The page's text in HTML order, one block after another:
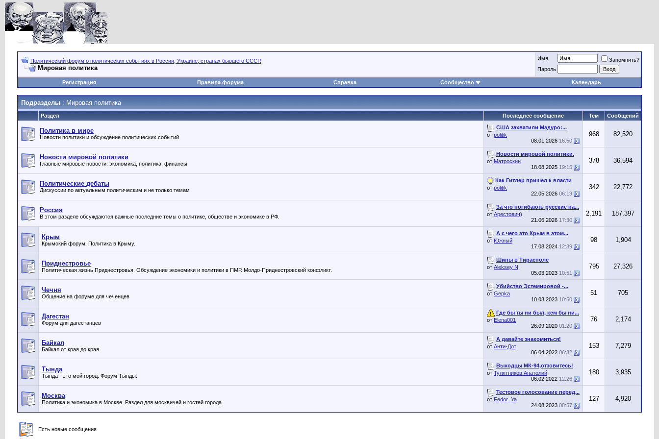
Политический форум о политических событиях в России, Украине, странах бывшего СССР.
Мировая политика
Имя
Запомнить?
Пароль
Регистрация Правила форума Справка Сообщество Календарь
Подразделы : Мировая политика
Раздел Последнее сообщение Тем Сообщений
Политика в мире
Новости политики и обсуждение политических событий
США захватили Мадуро:...
от politik
08.01.2026 16:50
968 82,520
Новости мировой политики
Главные мировые новости: экономика, политика, финансы
Новости мировой политики.
от Матроскин
18.08.2025 19:15
378 36,594
Политические дебаты
Дискуссии по актуальным политическим и не только темам
Как Гитлер пришел к власти
от politik
22.05.2026 06:19
342 22,772
Россия
В этом разделе обсуждаются важные последние темы о политике, обществе и экономике в РФ.
За что погибають русские на...
от Арестович)
21.06.2026 17:30
2,191 187,397
Крым
Крымский форум. Политика в Крыму.
А с чего это Крым в этом...
от Южный
17.08.2024 12:39
98 1,904
Приднестровье
Политическая жизнь Приднестровья. Обсуждение экономики и политики в ПМР. Молдо-Приднестровский конфликт.
Шины в Тирасполе
от Aleksey N
05.03.2023 10:51
795 27,326
Чечня
Общение на форуме для чеченцев
Убийство Эстемировой -...
от Gepka
10.03.2023 10:50
51 705
Дагестан
Форум для дагестанцев
Где бы ты ни был, кем бы ни...
от Elena001
26.09.2020 01:20
76 2,174
Байкал
Байкал от края до края
А давайте знакомиться!
от Анти-Дот
06.04.2022 06:32
153 7,279
Тында
Тында - это мой город. Форум Тынды.
Выходцы МК-94,отзовитесь!
от Тулятников Анатолий
06.02.2022 12:26
180 3,935
Москва
Политика и экономика в Москве. Раздел для москвичей и гостей города.
Тестовое голосование перед...
от Fedor_Ya
24.08.2023 08:57
127 4,920
Есть новые сообщения